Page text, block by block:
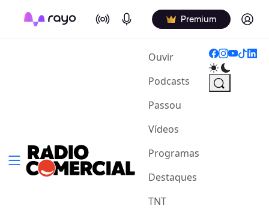
On Air Podcasts Premium Log in
Ouvir(current)
Podcasts
Passou
Vídeos
Programas
Destaques
TNT